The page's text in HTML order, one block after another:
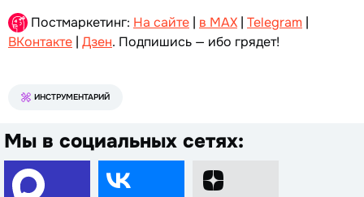
Постмаркетинг: На сайте | в MAX | Telegram |
ВКонтакте | Дзен. Подпишись — ибо грядет!
ИНСТРУМЕНТАРИЙ
Мы в социальных сетях: